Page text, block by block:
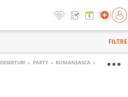
FILTRE
DESERTURI > PARTY > ROMANEASCA >